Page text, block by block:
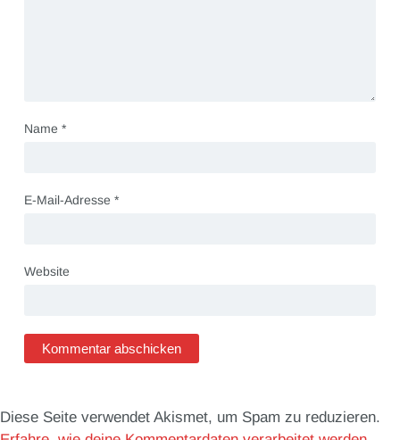
Name *
E-Mail-Adresse *
Website
Diese Seite verwendet Akismet, um Spam zu reduzieren.